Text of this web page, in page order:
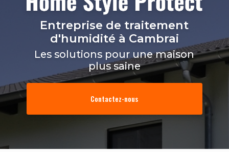
Entreprise de traitement
d'humidité à Cambrai
Les solutions pour une maison
plus saine
Contactez-nous